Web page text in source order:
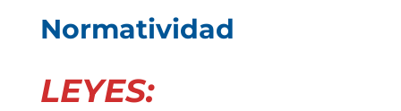
Normatividad
LEYES: